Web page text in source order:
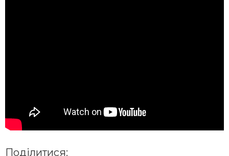
Поділитися: